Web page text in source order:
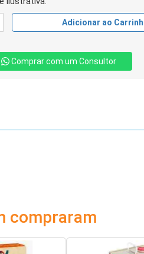
Adicionar ao
Comprar com um Consultor
compraram